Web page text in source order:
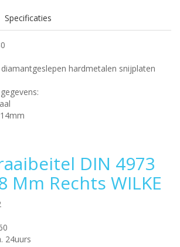
Specificaties
hardmetalen snijplaten
DIN 4973
Mm Rechts WILKE
24uurs